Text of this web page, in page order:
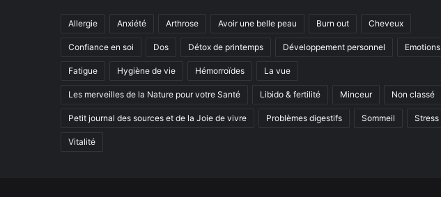
Allergie Anxiété Arthrose Avoir une belle peau Burn out Cheveux
Confiance en soi Dos Détox de printemps Développement personnel Emotions
Fatigue Hygiène de vie Hémorroïdes La vue
Les merveilles de la Nature pour votre Santé Libido & fertilité Minceur Non classé
Petit journal des sources et de la Joie de vivre Problèmes digestifs Sommeil Stress
Vitalité